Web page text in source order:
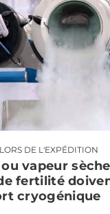
DE L'EXPÉDITION
vapeur
fertilité
cryogénique